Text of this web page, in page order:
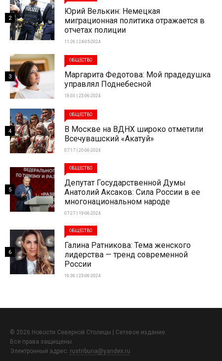
Юрий Велькин: Немецкая
миграционная политика отражается в
отчетах полиции
11:26 | 24-05-2024
2
ОБЩЕСТВО
Маргарита Федотова: Мой прадедушка
управлял Поднебесной
18:03 | 23-06-2024
3
ОБЩЕСТВО
В Москве на ВДНХ широко отметили
Всечувашский «Акатуй»
07:17 | 20-06-2024
4
ОБЩЕСТВО
Депутат Государственной Думы
Анатолий Аксаков: Сила России в ее
многонациональном народе
07:27 | 19-06-2024
5
ОБЩЕСТВО
Галина Ратникова: Тема женского
лидерства — тренд современной
России
16:36 | 23-06-2024
6
© 2026 Новости Северной Столицы | Сетевое издание.
Все права защищены.
Электронный адрес: rustribuna@yandex.ru